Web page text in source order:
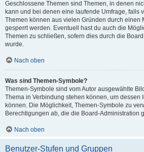
Geschlossene Themen sind Themen, in denen
kann und bei denen eine laufende Umfrage, falls
Themen können aus vielen Gründen durch einen
gesperrt werden. Eventuell hast du auch die
Themen zu schließen, sofern dies durch die
wurde.
Nach oben
Was sind Themen-Symbole?
Themen-Symbole sind vom Autor ausgewählte
Thema in Verbindung stehen können, um dessen
können. Die Möglichkeit, Themen-Symbole zu
Berechtigungen ab, die die Board-Administration
Nach oben
Benutzer-Stufen und Gruppen